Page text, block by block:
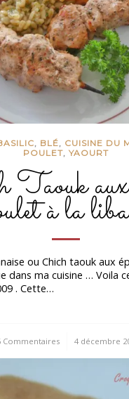
, BLÉ, CUISINE DU
POULET,YAOURT
aux
à la
ou Chich taouk aux
dans ma cuisine … Voila
. Cette…
Commentaires
/ 4 décembre